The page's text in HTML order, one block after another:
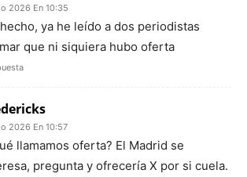
2026 En 10:35
ya he leído a dos periodistas
que ni siquiera hubo oferta
2026 En 10:57
llamamos oferta? El Madrid se
pregunta y ofrecería X por si cuela.